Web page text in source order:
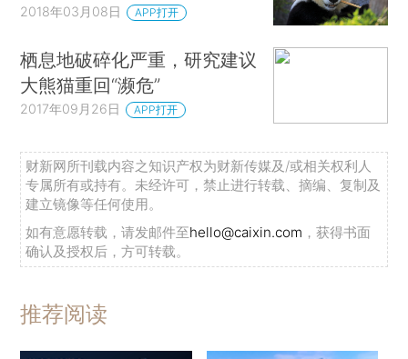
2018年03月08日 APP打开
栖息地破碎化严重，研究建议
大熊猫重回“濒危”
2017年09月26日 APP打开
财新网所刊载内容之知识产权为财新传媒及/或相关权利人
专属所有或持有。未经许可，禁止进行转载、摘编、复制及
建立镜像等任何使用。
如有意愿转载，请发邮件至hello@caixin.com ，获得书面
确认及授权后，方可转载。
推荐阅读